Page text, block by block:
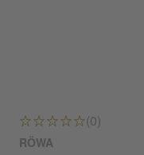
(0)
RÖWA